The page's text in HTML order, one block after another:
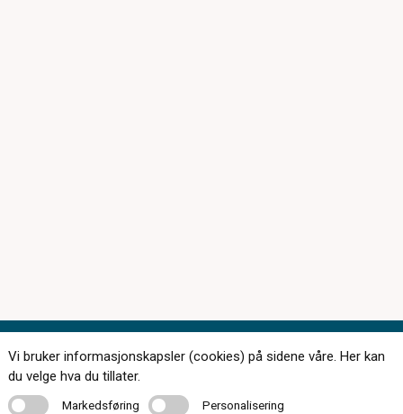
Kontakt oss
Vi bruker informasjonskapsler (cookies) på sidene våre. Her kan
du velge hva du tillater.
MarkedsføringMarkedsføring PersonaliseringPersonalisering